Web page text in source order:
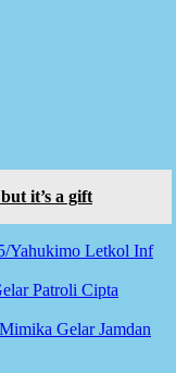
it’s a gift
Yahukimo Letkol Inf
Patroli Cipta
Gelar Jamdan